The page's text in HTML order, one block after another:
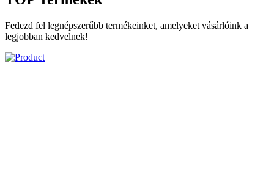
Fedezd fel legnépszerűbb termékeinket, amelyeket vásárlóink a
legjobban kedvelnek!